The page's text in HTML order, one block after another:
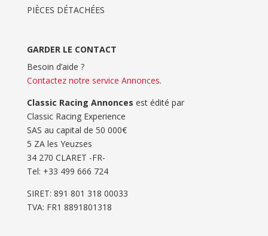
PIÈCES DÉTACHÉES
GARDER LE CONTACT
Besoin d’aide ?
Contactez notre service Annonces.
Classic Racing Annonces est édité par
Classic Racing Experience
SAS au capital de 50 000€
5 ZA les Yeuzses
34 270 CLARET -FR-
Tel: ‭+33 499 666 724‬
SIRET: 891 801 318 00033
TVA: FR1 8891801318